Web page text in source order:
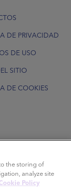
DE PRIVACIDAD
DE USO
SITIO
DE COOKIES
the storing of
analyze site
Policy